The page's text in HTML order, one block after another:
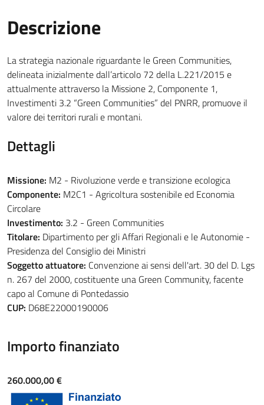
Descrizione
La strategia nazionale riguardante le Green Communities,
delineata inizialmente dall’articolo 72 della L.221/2015 e
attualmente attraverso la Missione 2, Componente 1,
Investimenti 3.2 “Green Communities” del PNRR, promuove il
valore dei territori rurali e montani.
Dettagli
Missione: M2 - Rivoluzione verde e transizione ecologica
Componente: M2C1 - Agricoltura sostenibile ed Economia
Circolare
Investimento: 3.2 - Green Communities
Titolare: Dipartimento per gli Affari Regionali e le Autonomie -
Presidenza del Consiglio dei Ministri
Soggetto attuatore: Convenzione ai sensi dell'art. 30 del D. Lgs
n. 267 del 2000, costituente una Green Community, facente
capo al Comune di Pontedassio
CUP: D68E22000190006
Importo finanziato
260.000,00 €